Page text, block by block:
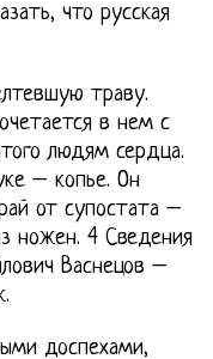
что русская
траву.
в нем с
людям сердца.
– копье. Он
от супостата –
ножен. 4 Сведения
Васнецов –
доспехами,